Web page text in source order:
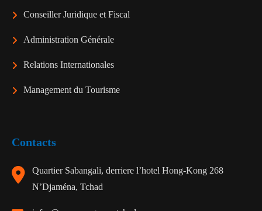
Conseiller Juridique et Fiscal
Administration Générale
Relations Internationales
Management du Tourisme
Contacts
Quartier Sabangali, derriere l’hotel Hong-Kong 268
N’Djaména, Tchad